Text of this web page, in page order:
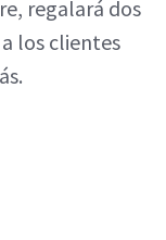
regalará dos
los clientes